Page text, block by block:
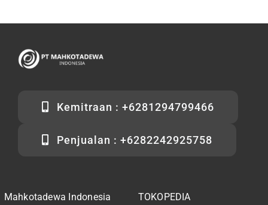
Kemitraan : +6281294799466
Penjualan : +6282242925758
Mahkotadewa Indonesia TOKOPEDIA